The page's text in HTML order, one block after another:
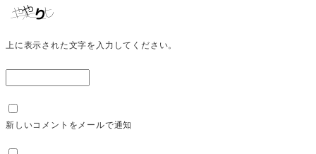
上に表示された文字を入力してください。
新しいコメントをメールで通知